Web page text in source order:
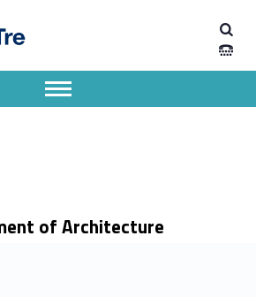
of Architecture
Apri il menu secondario